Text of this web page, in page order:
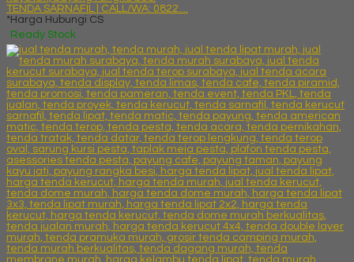
TENDA SARNAFIL | CALL/WA: 0822....
*Harga Hubungi CS
Ready Stock